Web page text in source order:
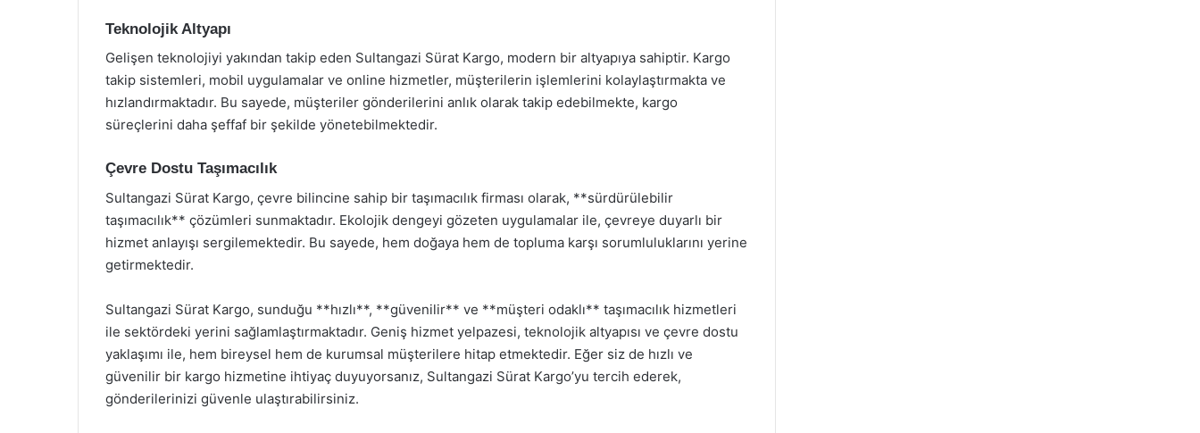
Teknolojik Altyapı
Gelişen teknolojiyi yakından takip eden Sultangazi Sürat Kargo, modern bir altyapıya sahiptir. Kargo
takip sistemleri, mobil uygulamalar ve online hizmetler, müşterilerin işlemlerini kolaylaştırmakta ve
hızlandırmaktadır. Bu sayede, müşteriler gönderilerini anlık olarak takip edebilmekte, kargo
süreçlerini daha şeffaf bir şekilde yönetebilmektedir.
Çevre Dostu Taşımacılık
Sultangazi Sürat Kargo, çevre bilincine sahip bir taşımacılık firması olarak, **sürdürülebilir
taşımacılık** çözümleri sunmaktadır. Ekolojik dengeyi gözeten uygulamalar ile, çevreye duyarlı bir
hizmet anlayışı sergilemektedir. Bu sayede, hem doğaya hem de topluma karşı sorumluluklarını yerine
getirmektedir.
Sultangazi Sürat Kargo, sunduğu **hızlı**, **güvenilir** ve **müşteri odaklı** taşımacılık hizmetleri
ile sektördeki yerini sağlamlaştırmaktadır. Geniş hizmet yelpazesi, teknolojik altyapısı ve çevre dostu
yaklaşımı ile, hem bireysel hem de kurumsal müşterilere hitap etmektedir. Eğer siz de hızlı ve
güvenilir bir kargo hizmetine ihtiyaç duyuyorsanız, Sultangazi Sürat Kargo’yu tercih ederek,
gönderilerinizi güvenle ulaştırabilirsiniz.